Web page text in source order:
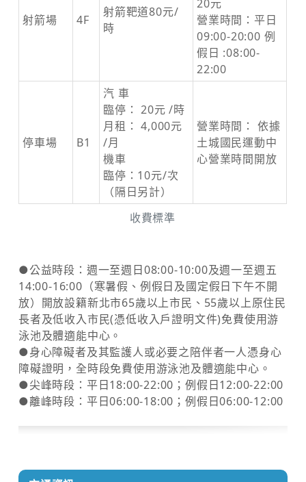
收費標準
射箭場 4F
射箭靶道80元/
時
20元
營業時間：平日
09:00-20:00 例
假日 :08:00-
22:00
停車場 B1
汽 車
臨停： 20元 /時
月租： 4,000元
/月
機車
臨停：10元/次
（隔日另計）
營業時間： 依據
土城國民運動中
心營業時間開放
●公益時段：週一至週日08:00-10:00及週一至週五
14:00-16:00（寒暑假、例假日及國定假日下午不開
放）開放設籍新北市65歲以上市民、55歲以上原住民
長者及低收入市民(憑低收入戶證明文件)免費使用游
泳池及體適能中心。
●身心障礙者及其監護人或必要之陪伴者一人憑身心
障礙證明，全時段免費使用游泳池及體適能中心。
●尖峰時段：平日18:00-22:00；例假日12:00-22:00
●離峰時段：平日06:00-18:00；例假日06:00-12:00